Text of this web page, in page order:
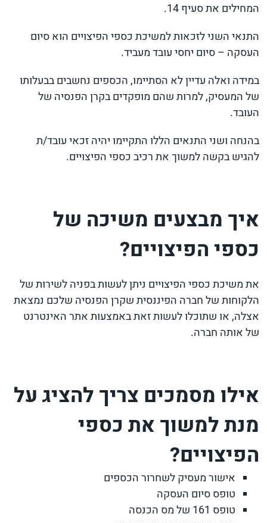
המחילים את סעיף 14.
התנאי השני לזכאות למשיכת כספי הפיצויים הוא סיום
העסקה – סיום יחסי עובד מעביד.
במידה ואלה עדיין לא הסתיימו, הכספים נחשבים בבעלותו
של המעסיק, למרות שהם מופקדים בקרן הפנסיה של
העובד.
בהנחה ושני התנאים הללו התקיימו יהיה זכאי עובד/ת
להגיש בקשה למשוך את רכיב כספי הפיצויים.
איך מבצעים משיכה של
כספי הפיצויים?
את משיכת כספי הפיצויים ניתן לעשות בפניה לשירות של
הלקוחות של חברה הפיננסית שקרן הפנסיה שלכם נמצאת
אצלה, או שתוכלו לעשות זאת באמצעות אתר האינטרנט
של אותה חברה.
אילו מסמכים צריך להציג על
מנת למשוך את כספי
הפיצויים?
אישור מעסיק לשחרור הכספים
טופס סיום העסקה
טופס 161 של מס הכנסה